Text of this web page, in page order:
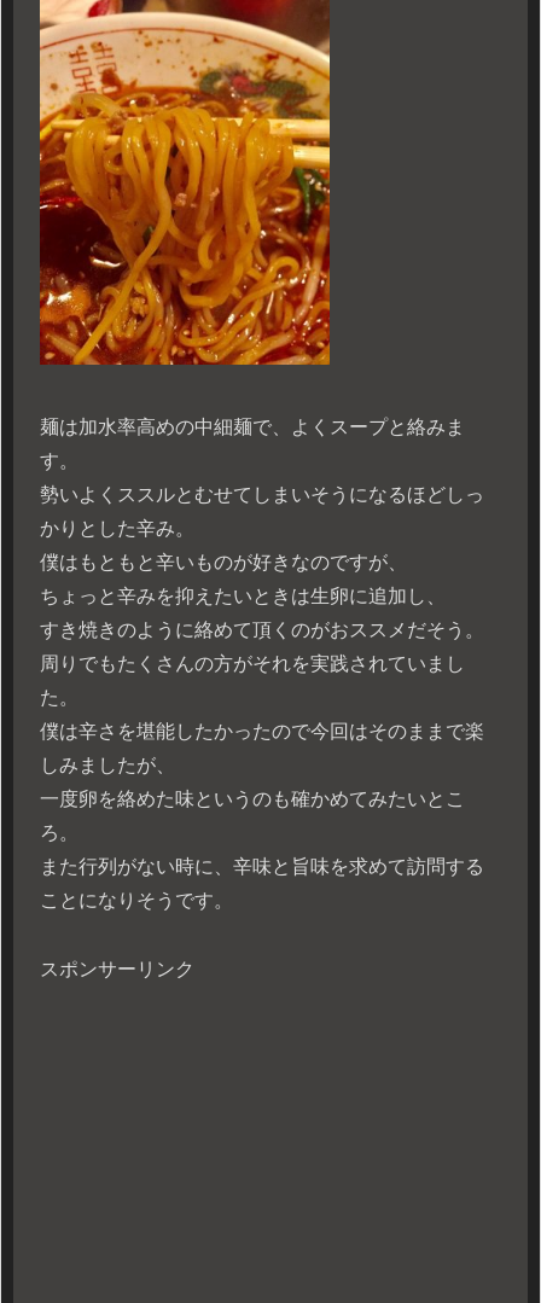
麺は加水率高めの中細麺で、よくスープと絡みま
す。
勢いよくススルとむせてしまいそうになるほどしっ
かりとした辛み。
僕はもともと辛いものが好きなのですが、
ちょっと辛みを抑えたいときは生卵に追加し、
すき焼きのように絡めて頂くのがおススメだそう。
周りでもたくさんの方がそれを実践されていまし
た。
僕は辛さを堪能したかったので今回はそのままで楽
しみましたが、
一度卵を絡めた味というのも確かめてみたいとこ
ろ。
また行列がない時に、辛味と旨味を求めて訪問する
ことになりそうです。
スポンサーリンク